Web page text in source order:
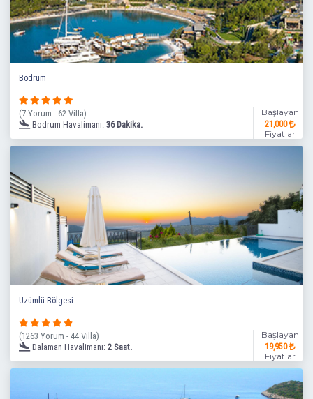
Bodrum
(7 Yorum - 62 Villa)
Bodrum Havalimanı: 36 Dakika.
Başlayan
21,000
Fiyatlar
Üzümlü Bölgesi
(1263 Yorum - 44 Villa)
Dalaman Havalimanı: 2 Saat.
Başlayan
19,950
Fiyatlar